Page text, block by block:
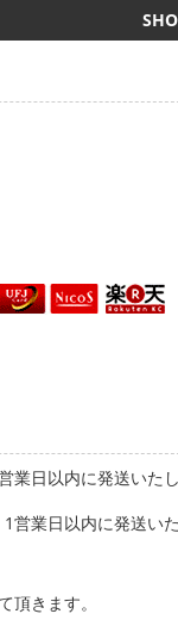
業日以内に発送いた
営業日以内に発送い
きます。